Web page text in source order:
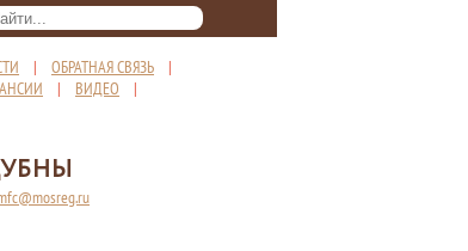
| ОБРАТНАЯ СВЯЗЬ |
| ВИДЕО |